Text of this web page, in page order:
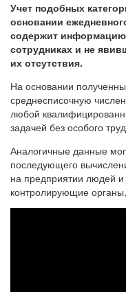
Учет подобных
основании
содержит
сотрудниках и не
их отсутствия.
На основании
среднесписочную
любой
задачей без особого
Аналогичные данные
последующего
на предприятии людей
контролирующие